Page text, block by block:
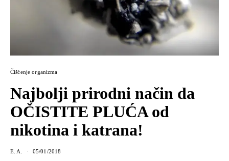
Čišćenje organizma
Najbolji prirodni način da
OČISTITE PLUĆA od
nikotina i katrana!
E. A. 05/01/2018